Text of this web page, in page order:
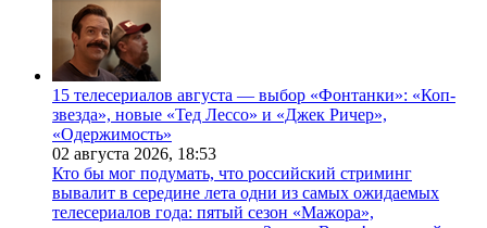
15 телесериалов августа — выбор «Фонтанки»: «Коп-
звезда», новые «Тед Лессо» и «Джек Ричер»,
«Одержимость»
02 августа 2026, 18:53
Кто бы мог подумать, что российский стриминг
вывалит в середине лета одни из самых ожидаемых
телесериалов года: пятый сезон «Мажора»,